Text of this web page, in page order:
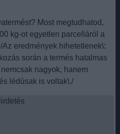
Most megtudhatod,
kg-ot egyetlen parcelláról a
eredmények hihetetlenek\:
során a termés hatalmas
nagyok, hanem
lédúsak is voltak\./